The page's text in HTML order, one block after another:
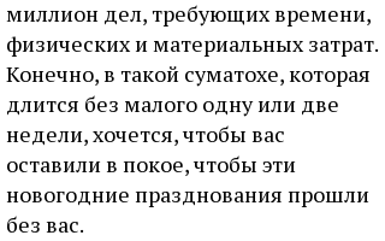
миллион дел, требующих времени,
физических и материальных затрат.
Конечно, в такой суматохе, которая
длится без малого одну или две
недели, хочется, чтобы вас
оставили в покое, чтобы эти
новогодние празднования прошли
без вас.